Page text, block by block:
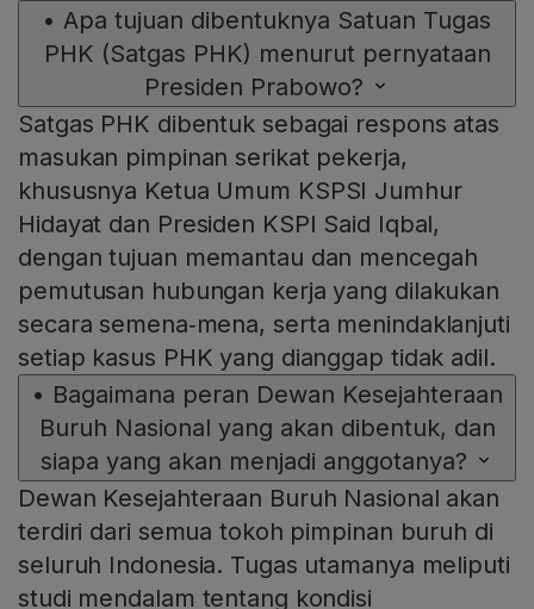
• Apa tujuan dibentuknya Satuan Tugas
PHK (Satgas PHK) menurut pernyataan
Presiden Prabowo?
Satgas PHK dibentuk sebagai respons atas
masukan pimpinan serikat pekerja,
khususnya Ketua Umum KSPSI Jumhur
Hidayat dan Presiden KSPI Said Iqbal,
dengan tujuan memantau dan mencegah
pemutusan hubungan kerja yang dilakukan
secara semena‑mena, serta menindaklanjuti
setiap kasus PHK yang dianggap tidak adil.
• Bagaimana peran Dewan Kesejahteraan
Buruh Nasional yang akan dibentuk, dan
siapa yang akan menjadi anggotanya?
Dewan Kesejahteraan Buruh Nasional akan
terdiri dari semua tokoh pimpinan buruh di
seluruh Indonesia. Tugas utamanya meliputi
studi mendalam tentang kondisi